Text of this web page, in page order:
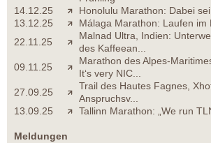
14.12.25
Honolulu Marathon: Dabei
13.12.25
Málaga Marathon: Laufen im
22.11.25
Malnad Ultra, Indien:
des Kaffeean...
09.11.25
Marathon des Alpes-
It‘s very NIC...
27.09.25
Trail des Hautes Fagnes,
Anspruchsv...
13.09.25
Tallinn Marathon: „We run
Meldungen